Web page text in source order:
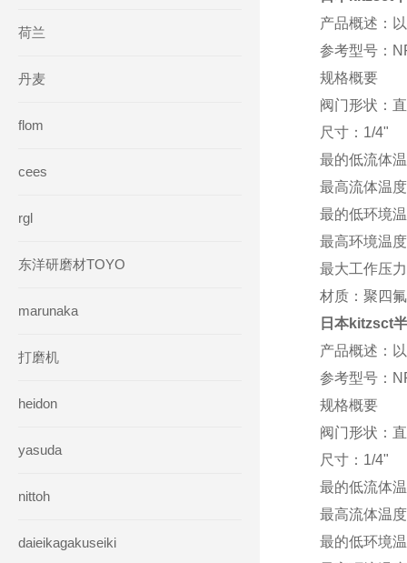
荷兰
丹麦
flom
cees
rgl
东洋研磨材TOYO
marunaka
打磨机
heidon
yasuda
nittoh
daieikagakuseiki
产品概述：
参考型号：
规格概要
阀门形状：
尺寸：1/4"
最的低流体
最高流体温
最的低环境
最高环境温
最大工作压
材质：聚四
日本kitzsct
产品概述：
参考型号：
规格概要
阀门形状：
尺寸：1/4"
最的低流体
最高流体温
最的低环境